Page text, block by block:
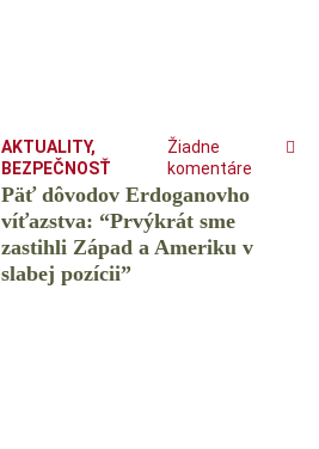
AKTUALITY,
BEZPEČNOSŤ
Žiadne
komentáre
Päť dôvodov Erdoganovho
víťazstva: “Prvýkrát sme
zastihli Západ a Ameriku v
slabej pozícii”